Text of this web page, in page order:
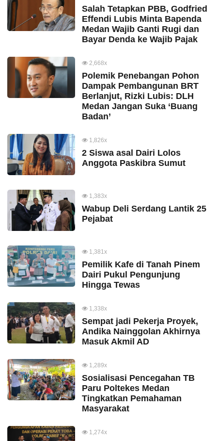
Salah Tetapkan PBB, Godfried
Effendi Lubis Minta Bapenda
Medan Wajib Ganti Rugi dan
Bayar Denda ke Wajib Pajak
2,668x
Polemik Penebangan Pohon
Dampak Pembangunan BRT
Berlanjut, Rizki Lubis: DLH
Medan Jangan Suka ‘Buang
Badan’
1,826x
2 Siswa asal Dairi Lolos
Anggota Paskibra Sumut
1,383x
Wabup Deli Serdang Lantik 25
Pejabat
1,381x
Pemilik Kafe di Tanah Pinem
Dairi Pukul Pengunjung
Hingga Tewas
1,338x
Sempat jadi Pekerja Proyek,
Andika Nainggolan Akhirnya
Masuk Akmil AD
1,289x
Sosialisasi Pencegahan TB
Paru Poltekes Medan
Tingkatkan Pemahaman
Masyarakat
1,274x